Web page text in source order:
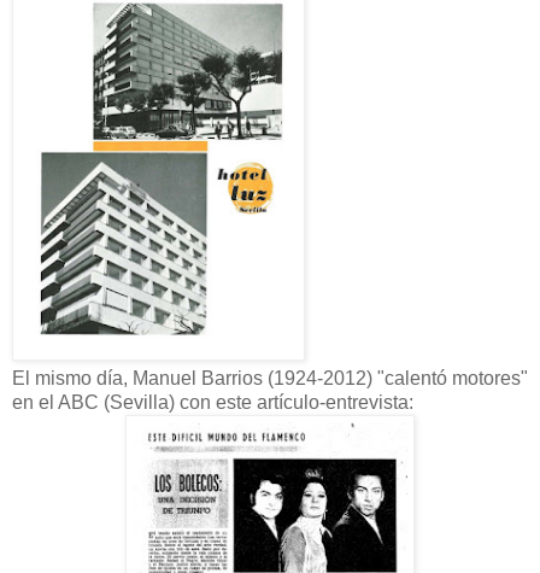
El mismo día, Manuel Barrios (1924-2012) "calentó motores"
en el ABC (Sevilla) con este artículo-entrevista: